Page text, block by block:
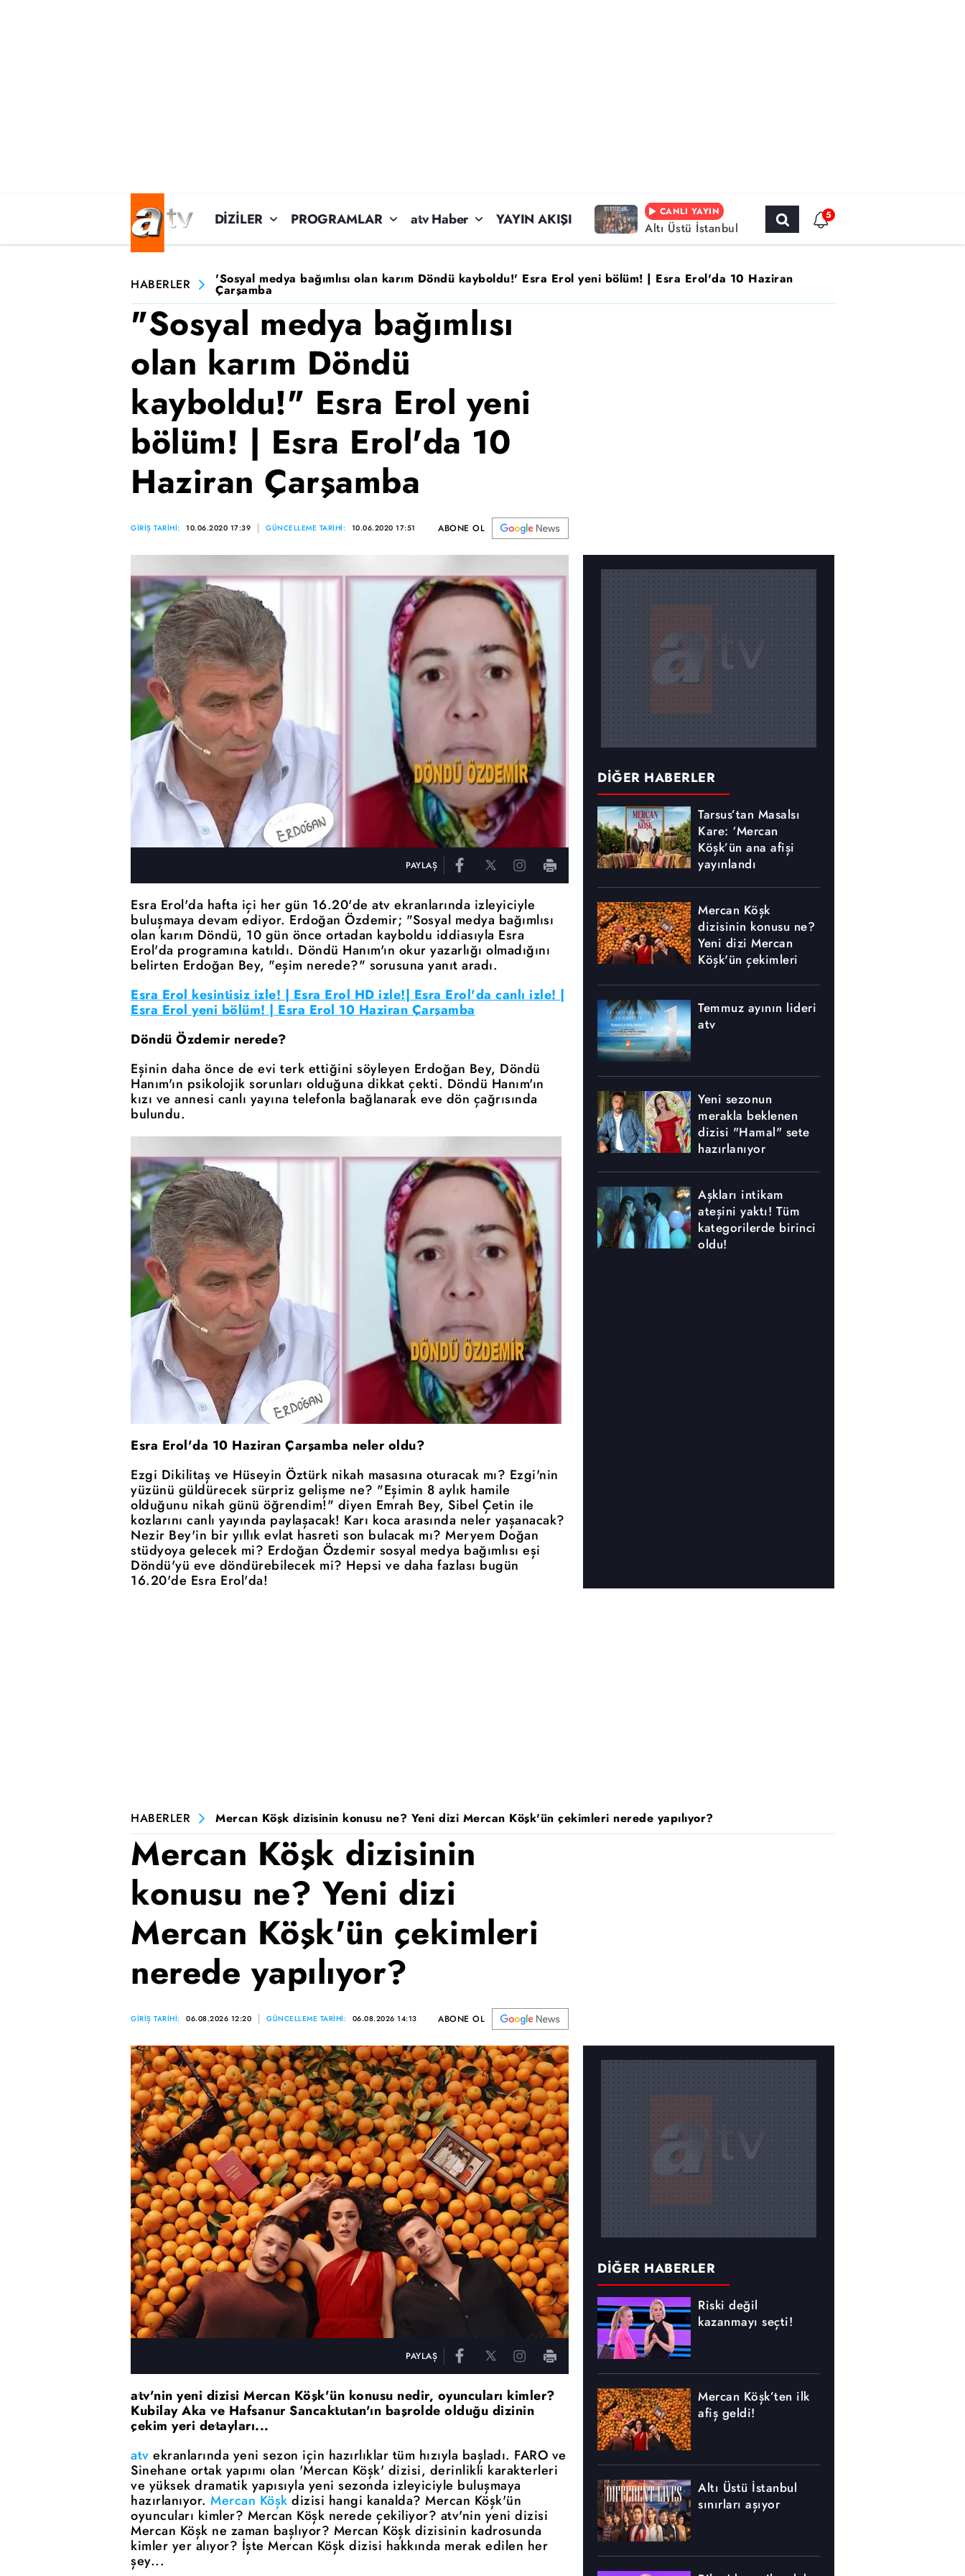
DİZİLER PROGRAMLAR atv Haber YAYIN AKIŞI CANLI YAYIN
Altı Üstü İstanbul
5
HABERLER 'Sosyal medya bağımlısı olan karım Döndü kayboldu!' Esra Erol yeni bölüm! | Esra Erol'da 10 Haziran
Çarşamba
"Sosyal medya bağımlısı
olan karım Döndü
kayboldu!" Esra Erol yeni
bölüm! | Esra Erol'da 10
Haziran Çarşamba
GİRİŞ TARİHİ: 10.06.2020 17:39 GÜNCELLEME TARİHİ: 10.06.2020 17:51 ABONE OL
PAYLAŞ
Esra Erol'da hafta içi her gün 16.20'de atv ekranlarında izleyiciyle
buluşmaya devam ediyor. Erdoğan Özdemir; "Sosyal medya bağımlısı
olan karım Döndü, 10 gün önce ortadan kayboldu iddiasıyla Esra
Erol'da programına katıldı. Döndü Hanım'ın okur yazarlığı olmadığını
belirten Erdoğan Bey, "eşim nerede?" sorusuna yanıt aradı.
Esra Erol kesintisiz izle! | Esra Erol HD izle!| Esra Erol'da canlı izle! |
Esra Erol yeni bölüm! | Esra Erol 10 Haziran Çarşamba
Döndü Özdemir nerede?
Eşinin daha önce de evi terk ettiğini söyleyen Erdoğan Bey, Döndü
Hanım'ın psikolojik sorunları olduğuna dikkat çekti. Döndü Hanım'ın
kızı ve annesi canlı yayına telefonla bağlanarak eve dön çağrısında
bulundu.
Esra Erol'da 10 Haziran Çarşamba neler oldu?
Ezgi Dikilitaş ve Hüseyin Öztürk nikah masasına oturacak mı? Ezgi'nin
yüzünü güldürecek sürpriz gelişme ne? "Eşimin 8 aylık hamile
olduğunu nikah günü öğrendim!" diyen Emrah Bey, Sibel Çetin ile
kozlarını canlı yayında paylaşacak! Karı koca arasında neler yaşanacak?
Nezir Bey'in bir yıllık evlat hasreti son bulacak mı? Meryem Doğan
stüdyoya gelecek mi? Erdoğan Özdemir sosyal medya bağımlısı eşi
Döndü'yü eve döndürebilecek mi? Hepsi ve daha fazlası bugün
16.20'de Esra Erol'da!
DİĞER HABERLER
Tarsus’tan Masalsı
Kare: ‘Mercan
Köşk’ün ana afişi
yayınlandı
Mercan Köşk
dizisinin konusu ne?
Yeni dizi Mercan
Köşk'ün çekimleri
Temmuz ayının lideri
atv
Yeni sezonun
merakla beklenen
dizisi "Hamal" sete
hazırlanıyor
Aşkları intikam
ateşini yaktı! Tüm
kategorilerde birinci
oldu!
HABERLER Mercan Köşk dizisinin konusu ne? Yeni dizi Mercan Köşk'ün çekimleri nerede yapılıyor?
Mercan Köşk dizisinin
konusu ne? Yeni dizi
Mercan Köşk'ün çekimleri
nerede yapılıyor?
GİRİŞ TARİHİ: 06.08.2026 12:20 GÜNCELLEME TARİHİ: 06.08.2026 14:13 ABONE OL
PAYLAŞ
atv'nin yeni dizisi Mercan Köşk'ün konusu nedir, oyuncuları kimler?
Kubilay Aka ve Hafsanur Sancaktutan'ın başrolde olduğu dizinin
çekim yeri detayları...
atv ekranlarında yeni sezon için hazırlıklar tüm hızıyla başladı. FARO ve
Sinehane ortak yapımı olan 'Mercan Köşk' dizisi, derinlikli karakterleri
ve yüksek dramatik yapısıyla yeni sezonda izleyiciyle buluşmaya
hazırlanıyor. Mercan Köşk dizisi hangi kanalda? Mercan Köşk'ün
oyuncuları kimler? Mercan Köşk nerede çekiliyor? atv'nin yeni dizisi
Mercan Köşk ne zaman başlıyor? Mercan Köşk dizisinin kadrosunda
kimler yer alıyor? İşte Mercan Köşk dizisi hakkında merak edilen her
şey...
DİĞER HABERLER
Riski değil
kazanmayı seçti!
Mercan Köşk’ten ilk
afiş geldi!
Altı Üstü İstanbul
sınırları aşıyor